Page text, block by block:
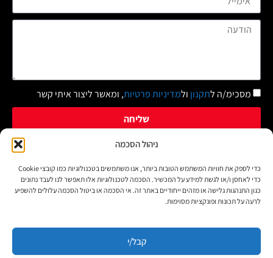
ניהול הסכמה
כדי לספק את חוויות המשתמש הטובות ביותר, אנו משתמשים בטכנולוגיות כמו קובצי Cookie
כדי לאחסן ו/או לגשת למידע על המכשיר. הסכמה לטכנולוגיות אלו תאפשר לנו לעבד נתונים
כגון התנהגות גלישה או מזהים ייחודיים באתר זה. אי הסכמה או ביטול הסכמה עלולים להשפיע
לרעה על תכונות ופונקציות מסוימות.
קבל/י
מסכימ/ה לתקנון ולמדיניות פרטיות, ומאשר ליצור איתי קשר
שליחה
זכויות יוצרים על צילומים: אנו מכבדים את זכויות היוצרים. באם ישנם
צילומים שבעליהם לא אותרו – הינם לפי סעיף 27א' לחוק זכויות
היוצרים התשע"ו. אם הושמט בטעות מקור התמונות, שם הצלם או נכתב
שמורות "חדש בגליל עיתונות ופרסום"